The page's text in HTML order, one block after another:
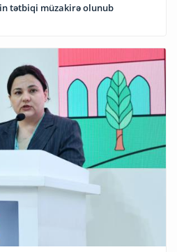
tətbiqi müzakirə olunub